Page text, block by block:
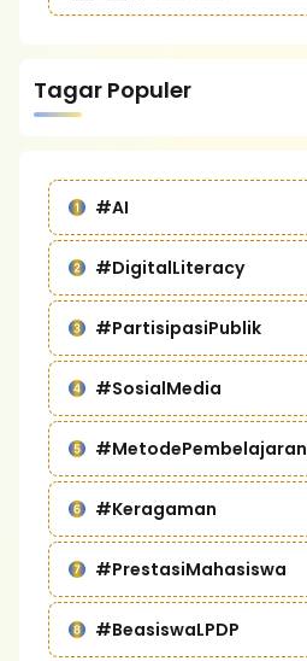
Tagar Populer
#AI
#DigitalLiteracy
#PartisipasiPublik
#SosialMedia
#MetodePembelajaran
#Keragaman
#PrestasiMahasiswa
#BeasiswaLPDP